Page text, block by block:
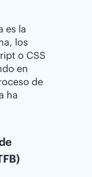
es la
los
o CSS
en
de
ha